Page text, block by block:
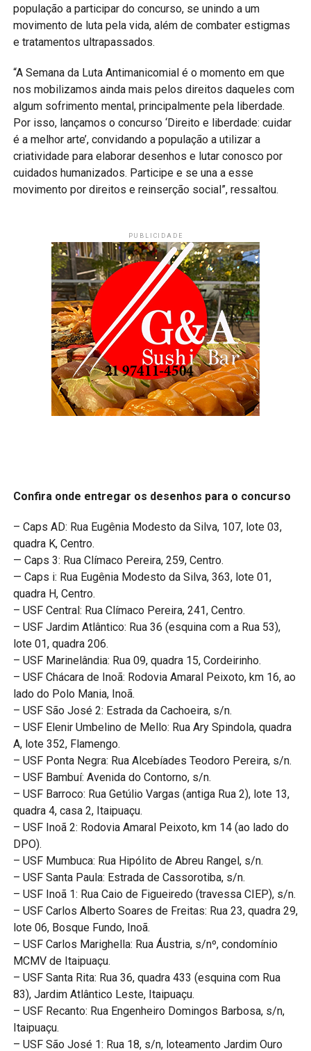
população a participar do concurso, se unindo a um
movimento de luta pela vida, além de combater estigmas
e tratamentos ultrapassados.
“A Semana da Luta Antimanicomial é o momento em que
nos mobilizamos ainda mais pelos direitos daqueles com
algum sofrimento mental, principalmente pela liberdade.
Por isso, lançamos o concurso ‘Direito e liberdade: cuidar
é a melhor arte’, convidando a população a utilizar a
criatividade para elaborar desenhos e lutar conosco por
cuidados humanizados. Participe e se una a esse
movimento por direitos e reinserção social”, ressaltou.
PUBLICIDADE
Confira onde entregar os desenhos para o concurso
– Caps AD: Rua Eugênia Modesto da Silva, 107, lote 03,
quadra K, Centro.
— Caps 3: Rua Clímaco Pereira, 259, Centro.
— Caps i: Rua Eugênia Modesto da Silva, 363, lote 01,
quadra H, Centro.
– USF Central: Rua Clímaco Pereira, 241, Centro.
– USF Jardim Atlântico: Rua 36 (esquina com a Rua 53),
lote 01, quadra 206.
– USF Marinelândia: Rua 09, quadra 15, Cordeirinho.
– USF Chácara de Inoã: Rodovia Amaral Peixoto, km 16, ao
lado do Polo Mania, Inoã.
– USF São José 2: Estrada da Cachoeira, s/n.
– USF Elenir Umbelino de Mello: Rua Ary Spindola, quadra
A, lote 352, Flamengo.
– USF Ponta Negra: Rua Alcebíades Teodoro Pereira, s/n.
– USF Bambuí: Avenida do Contorno, s/n.
– USF Barroco: Rua Getúlio Vargas (antiga Rua 2), lote 13,
quadra 4, casa 2, Itaipuaçu.
– USF Inoã 2: Rodovia Amaral Peixoto, km 14 (ao lado do
DPO).
– USF Mumbuca: Rua Hipólito de Abreu Rangel, s/n.
– USF Santa Paula: Estrada de Cassorotiba, s/n.
– USF Inoã 1: Rua Caio de Figueiredo (travessa CIEP), s/n.
– USF Carlos Alberto Soares de Freitas: Rua 23, quadra 29,
lote 06, Bosque Fundo, Inoã.
– USF Carlos Marighella: Rua Áustria, s/nº, condomínio
MCMV de Itaipuaçu.
– USF Santa Rita: Rua 36, quadra 433 (esquina com Rua
83), Jardim Atlântico Leste, Itaipuaçu.
– USF Recanto: Rua Engenheiro Domingos Barbosa, s/n,
Itaipuaçu.
– USF São José 1: Rua 18, s/n, loteamento Jardim Ouro